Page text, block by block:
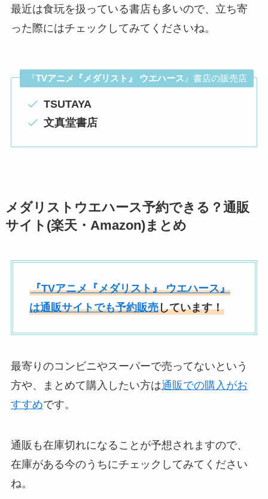
最近は食玩を扱っている書店も多いので、立ち寄
った際にはチェックしてみてくださいね。
『TVアニメ『メダリスト』 ウエハース 』書店の販売店
TSUTAYA
文真堂書店
メダリストウエハース予約できる？通販
サイト(楽天・Amazon)まとめ
『TVアニメ『メダリスト』 ウエハース』
は通販サイトでも予約販売しています！
最寄りのコンビニやスーパーで売ってないという
方や、まとめて購入したい方は通販での購入がお
すすめです。
通販も在庫切れになることが予想されますので、
在庫がある今のうちにチェックしてみてください
ね。